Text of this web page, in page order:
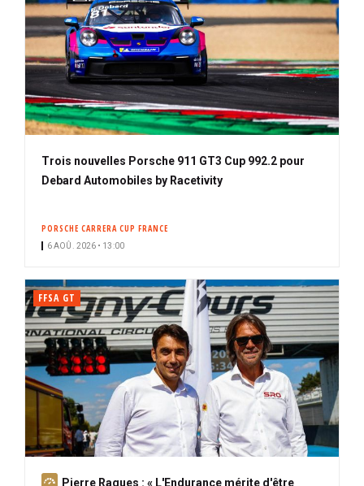
Trois nouvelles Porsche 911 GT3 Cup 992.2 pour
Debard Automobiles by Racetivity
PORSCHE CARRERA CUP FRANCE
6 AOÛ. 2026 • 13:00
FFSA GT
A
Pierre Ragues : « L'Endurance mérite d'être